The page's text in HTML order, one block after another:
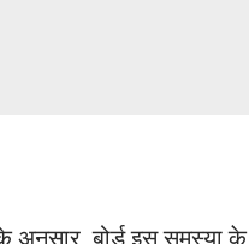
बोर्ड इस समस्या